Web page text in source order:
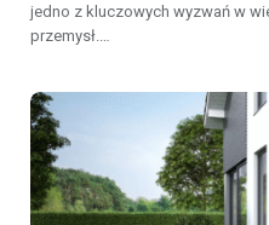
jedno z kluczowych wyzwań w
przemysł.…